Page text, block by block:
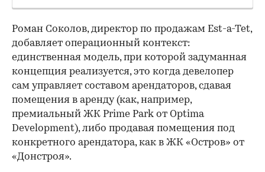
Роман Соколов, директор по продажам Est-a-Tet,
добавляет операционный контекст:
единственная модель, при которой задуманная
концепция реализуется, это когда девелопер
сам управляет составом арендаторов, сдавая
помещения в аренду (как, например,
премиальный ЖК Prime Park от Optima
Development), либо продавая помещения под
конкретного арендатора, как в ЖК «Остров» от
«Донстроя».